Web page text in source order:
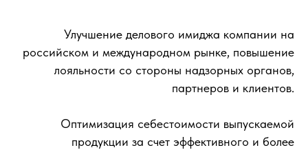
Улучшение делового имиджа компании на
российском и международном рынке, повышение
лояльности со стороны надзорных органов,
партнеров и клиентов.
Оптимизация себестоимости выпускаемой
продукции за счет эффективного и более